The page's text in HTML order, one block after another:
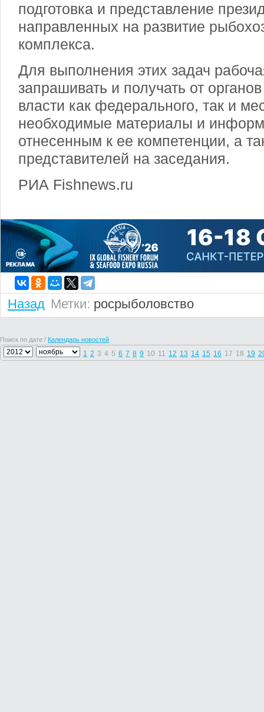
подготовка и представление
направленных на развитие
комплекса.
Для выполнения этих задач
запрашивать и получать от
власти как федерального, так и
необходимые материалы и
отнесенным к ее компетенции, а
представителей на заседания.
РИА Fishnews.ru
Назад Метки: росрыболовство
Поиск по дате / Календарь новостей
1 2 3 4 5 6 7 8 9 10 11 12 13 14 15 16 17 18 19